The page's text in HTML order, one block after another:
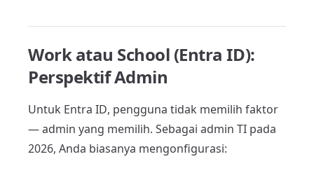
Work atau School (Entra ID):
Perspektif Admin
Untuk Entra ID, pengguna tidak memilih faktor
— admin yang memilih. Sebagai admin TI pada
2026, Anda biasanya mengonfigurasi: